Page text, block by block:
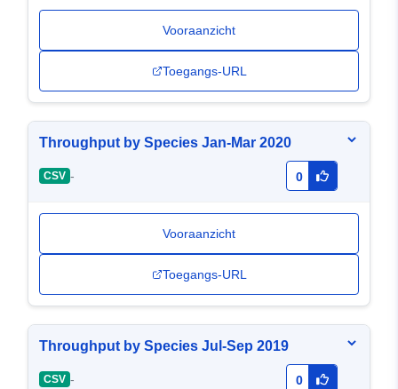
Vooraanzicht
Toegangs-URL
Throughput by Species Jan-Mar 2020
CSV - 0
Vooraanzicht
Toegangs-URL
Throughput by Species Jul-Sep 2019
CSV - 0